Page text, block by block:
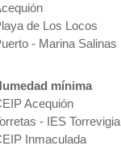
de Los Locos
- Marina Salinas
mínima
Acequión
- IES Torrevigia
Inmaculada